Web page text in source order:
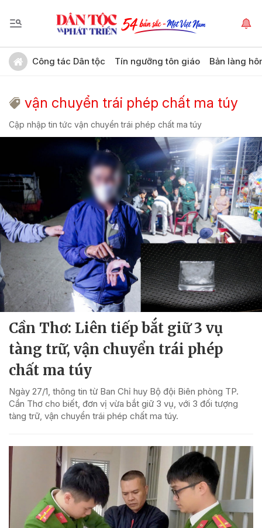
Công tác Dân tộc Tín ngưỡng tôn giáo Bản làng
vận chuyển trái phép chất ma túy
Cập nhập tin tức vận chuyển trái phép chất ma túy
Cần Thơ: Liên tiếp bắt giữ 3 vụ
tàng trữ, vận chuyển trái phép
chất ma túy
Ngày 27/1, thông tin từ Ban Chỉ huy Bộ đội Biên phòng TP.
Cần Thơ cho biết, đơn vị vừa bắt giữ 3 vụ, với 3 đối tượng
tàng trữ, vận chuyển trái phép chất ma túy.